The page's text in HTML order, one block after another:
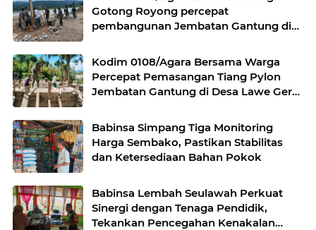
Gotong Royong percepat
pembangunan Jembatan Gantung di
Kodim 0108/Agara Bersama Warga
Percepat Pemasangan Tiang Pylon
Jembatan Gantung di Desa Lawe Ger-
Babinsa Simpang Tiga Monitoring
Harga Sembako, Pastikan Stabilitas
dan Ketersediaan Bahan Pokok
Babinsa Lembah Seulawah Perkuat
Sinergi dengan Tenaga Pendidik,
Tekankan Pencegahan Kenakalan